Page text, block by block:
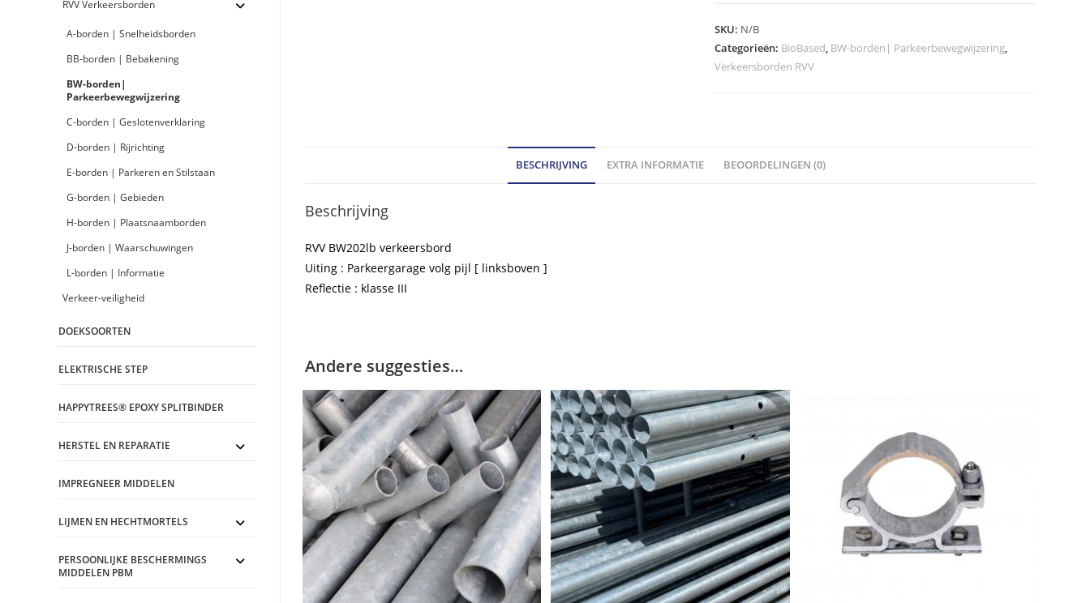
model
BW202lb
klasse
SKU: N/B
Categorieën: BioBased, BW-borden| Parkeerbewegwijzering,
Verkeersborden RVV
BESCHRIJVING EXTRA INFORMATIE BEOORDELINGEN (0)
Beschrijving
RVV BW202lb verkeersbord
Uiting : Parkeergarage volg pijl [ linksboven ]
Reflectie : klasse III
Andere suggesties…
RVV Verkeersborden
A-borden | Snelheidsborden
BB-borden | Bebakening
BW-borden|
Parkeerbewegwijzering
C-borden | Geslotenverklaring
D-borden | Rijrichting
E-borden | Parkeren en Stilstaan
G-borden | Gebieden
H-borden | Plaatsnaamborden
J-borden | Waarschuwingen
L-borden | Informatie
Verkeer-veiligheid
DOEKSOORTEN
ELEKTRISCHE STEP
HAPPYTREES® EPOXY SPLITBINDER
HERSTEL EN REPARATIE
IMPREGNEER MIDDELEN
LIJMEN EN HECHTMORTELS
PERSOONLIJKE BESCHERMINGS
MIDDELEN PBM